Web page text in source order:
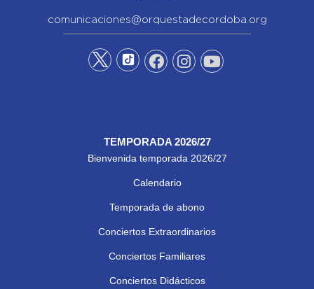
comunicaciones@orquestadecordoba.org
TEMPORADA 2026/27
Bienvenida temporada 2026/27
Calendario
Temporada de abono
Conciertos Extraordinarios
Conciertos Familiares
Conciertos Didácticos